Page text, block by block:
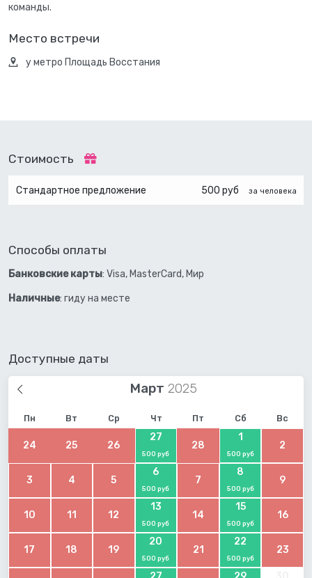
команды.
Место встречи
у метро Площадь Восстания
Стоимость
Стандартное предложение 500 руб за человека
Способы оплаты
Банковские карты: Visa, MasterCard, Мир
Наличные: гиду на месте
Доступные даты
Март
Пн Вт Ср Чт Пт Сб Вс
24 25 26
27
500 руб
28
1
500 руб
2
3 4 5
6
500 руб
7
8
500 руб
9
10 11 12
13
500 руб
14
15
500 руб
16
17 18 19
20
500 руб
21
22
500 руб
23